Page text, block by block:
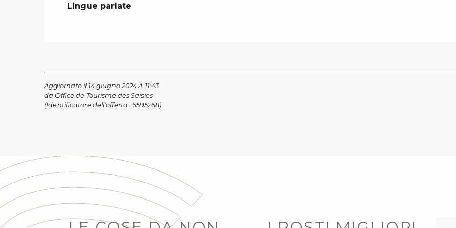
Lingue parlate
Lingue parlate
Aggiornato il 14 giugno 2024 A 11:43
da Office de Tourisme des Saisies
(Identificatore dell'offerta : 6595268)